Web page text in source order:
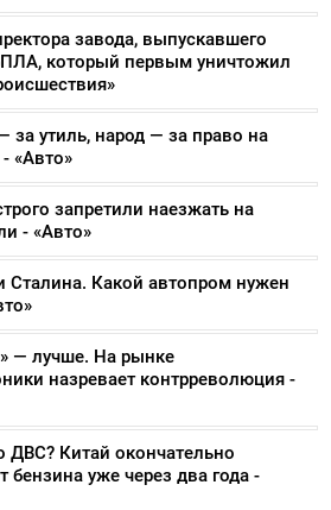
завода, выпускавшего
который первым уничтожил
за утиль, народ — за право на
«Авто»
запретили наезжать на
- «Авто»
Сталина. Какой автопром нужен
— лучше. На рынке
назревает контрреволюция -
ДВС? Китай окончательно
бензина уже через два года -